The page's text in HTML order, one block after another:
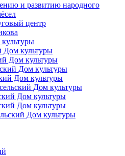
и развитию народного
центр
Дом культуры
Дом культуры
Дом культуры
Дом культуры
Дом культуры
Дом культуры
Дом культуры
Дом культуры